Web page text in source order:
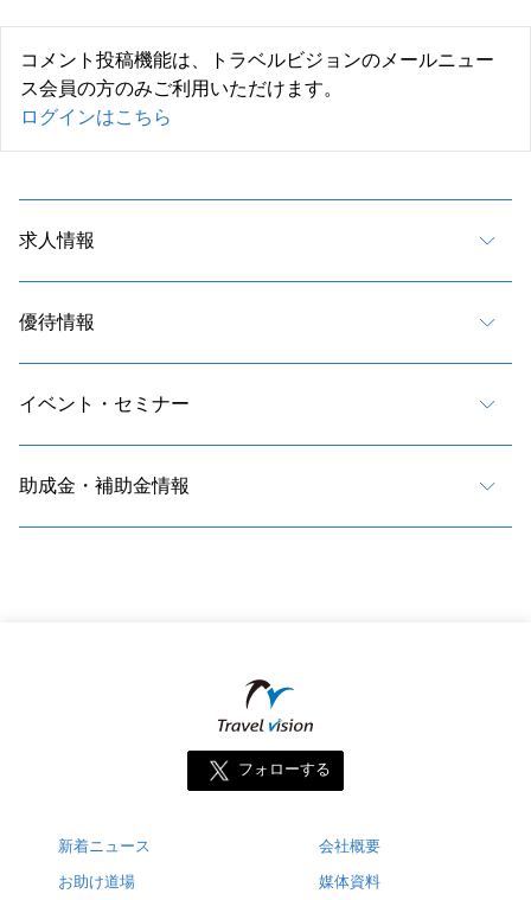
コメント投稿機能は、トラベルビジョンのメールニュー
ス会員の方のみご利用いただけます。
ログインはこちら
求人情報
優待情報
イベント・セミナー
助成金・補助金情報
フォローする
新着ニュース
お助け道場
会社概要
媒体資料